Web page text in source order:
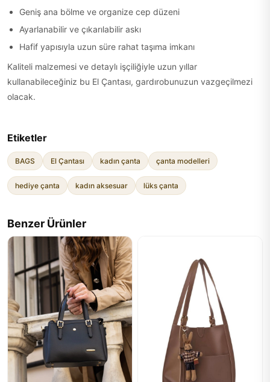
Geniş ana bölme ve organize cep düzeni
Ayarlanabilir ve çıkarılabilir askı
Hafif yapısıyla uzun süre rahat taşıma imkanı
Kaliteli malzemesi ve detaylı işçiliğiyle uzun yıllar
kullanabileceğiniz bu El Çantası, gardırobunuzun vazgeçilmezi
olacak.
Etiketler
BAGS El Çantası kadın çanta çanta modelleri
hediye çanta kadın aksesuar lüks çanta
Benzer Ürünler